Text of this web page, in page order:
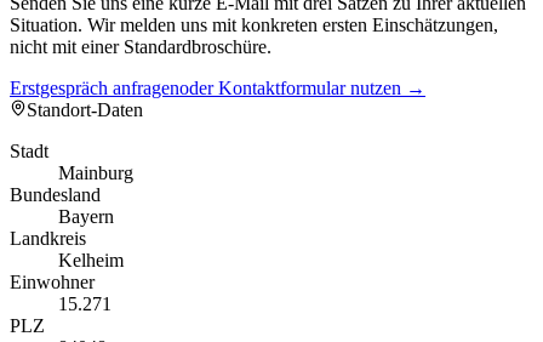
Situation. Wir melden uns mit konkreten ersten Einschätzungen,
nicht mit einer Standardbroschüre.
Erstgespräch anfragenoder Kontaktformular nutzen →
Standort-Daten
Stadt
Mainburg
Bundesland
Bayern
Landkreis
Kelheim
Einwohner
15.271
PLZ